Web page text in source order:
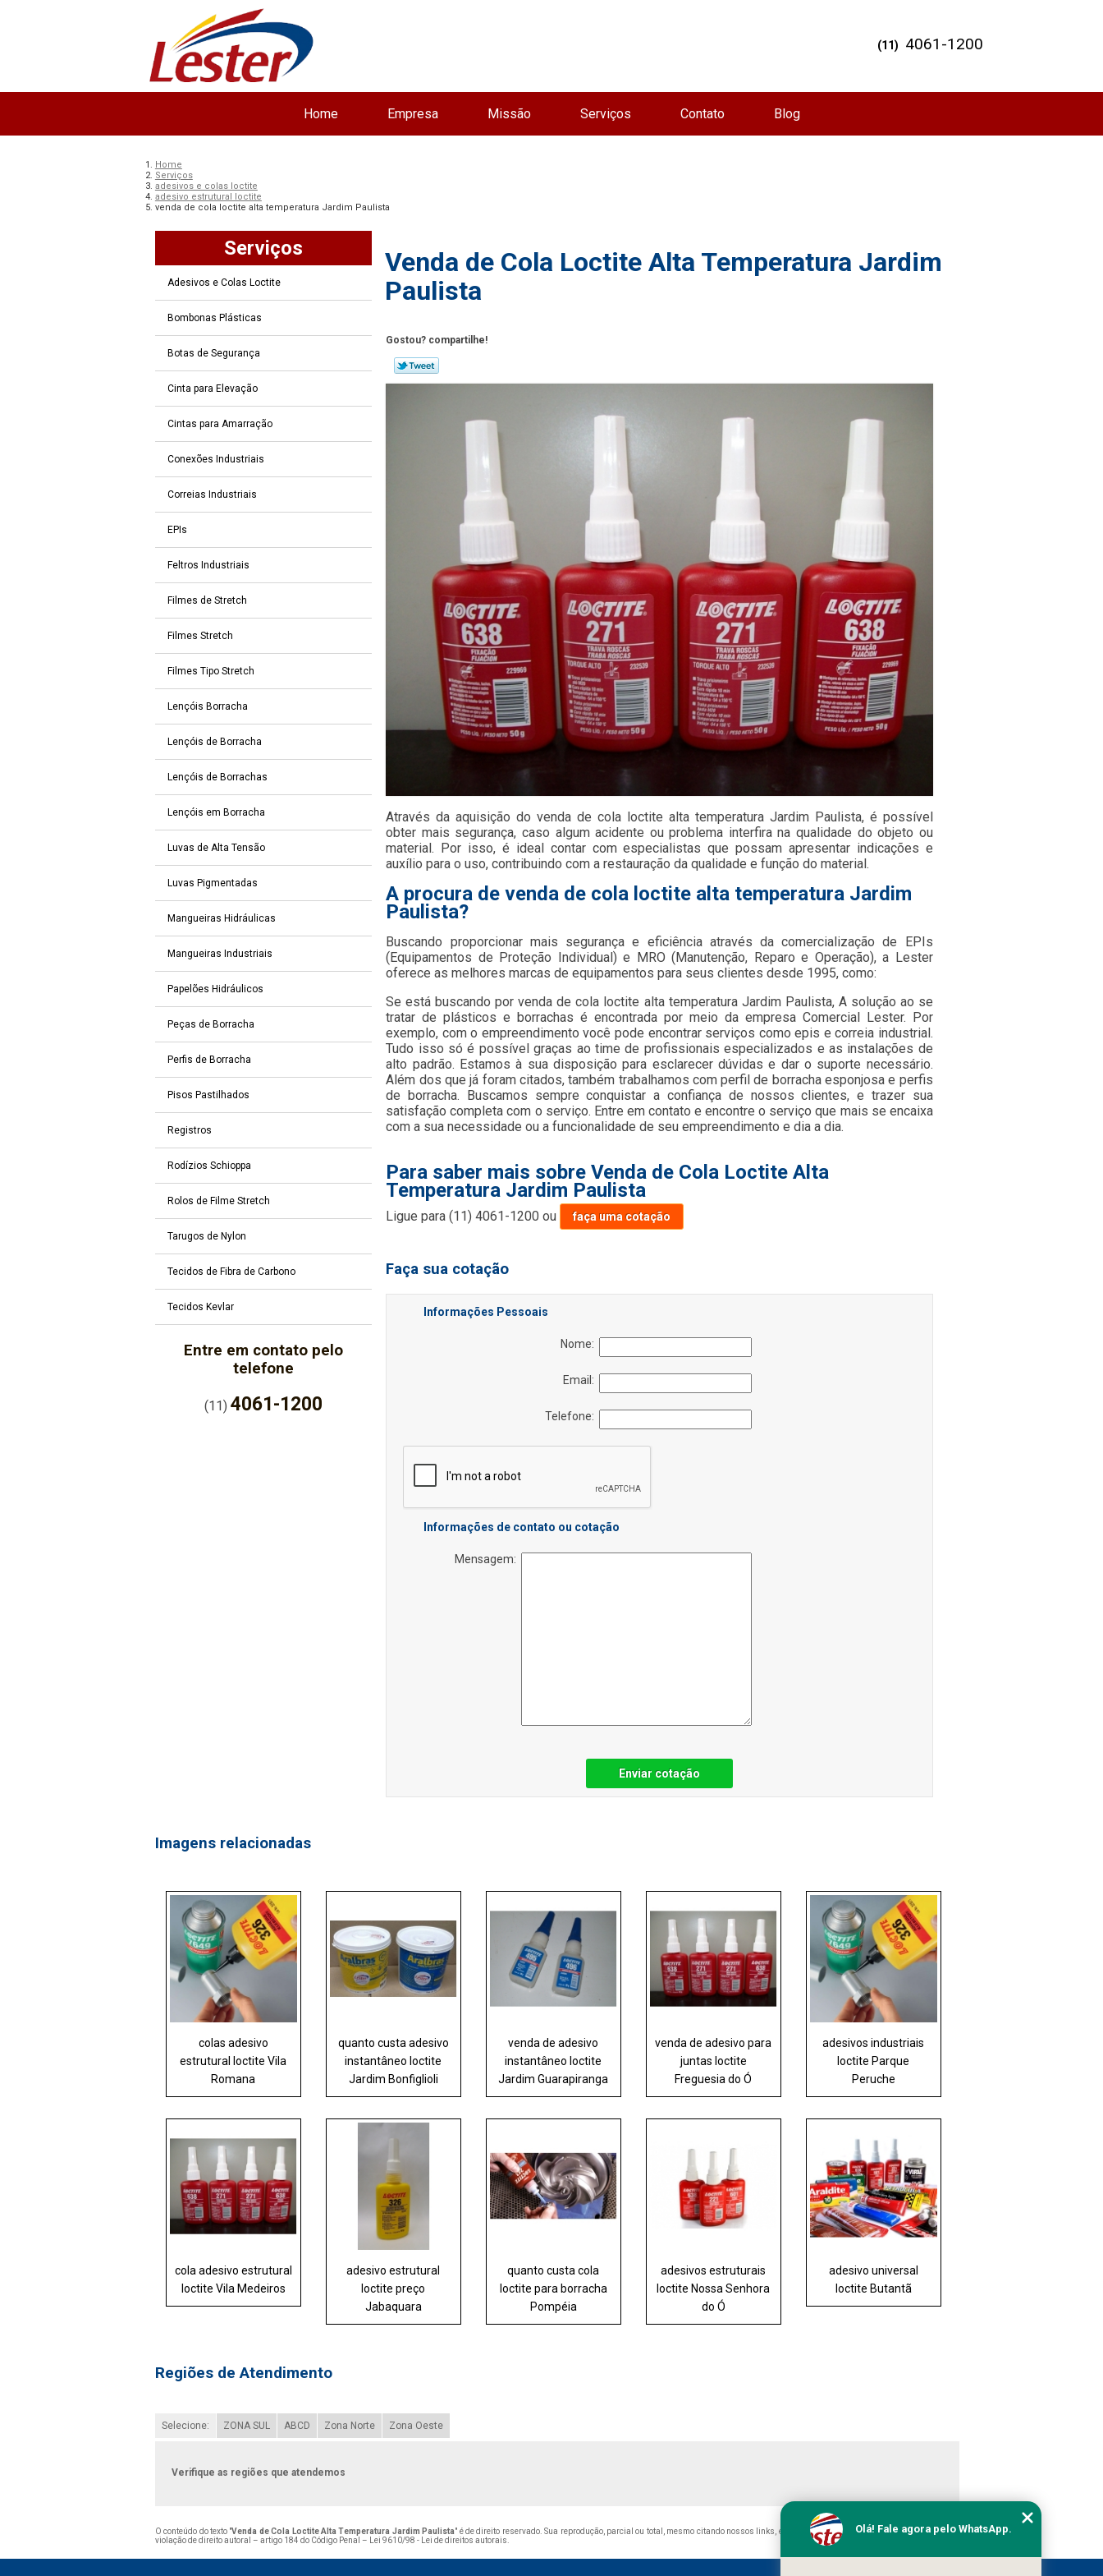
Home Empresa Missão Serviços Contato Blog
(11) 4061-1200
Home
Serviços
adesivos e colas loctite
adesivo estrutural loctite
venda de cola loctite alta temperatura Jardim Paulista
Serviços
Adesivos e Colas Loctite
Bombonas Plásticas
Botas de Segurança
Cinta para Elevação
Cintas para Amarração
Conexões Industriais
Correias Industriais
EPIs
Feltros Industriais
Filmes de Stretch
Filmes Stretch
Filmes Tipo Stretch
Lençóis Borracha
Lençóis de Borracha
Lençóis de Borrachas
Lençóis em Borracha
Luvas de Alta Tensão
Luvas Pigmentadas
Mangueiras Hidráulicas
Mangueiras Industriais
Papelões Hidráulicos
Peças de Borracha
Perfis de Borracha
Pisos Pastilhados
Registros
Rodízios Schioppa
Rolos de Filme Stretch
Tarugos de Nylon
Tecidos de Fibra de Carbono
Tecidos Kevlar
Entre em contato pelo
telefone
(11)4061-1200
Venda de Cola Loctite Alta Temperatura Jardim
Paulista
Gostou? compartilhe!
Através da aquisição do venda de cola loctite alta temperatura Jardim Paulista, é possível
obter mais segurança, caso algum acidente ou problema interfira na qualidade do objeto ou
material. Por isso, é ideal contar com especialistas que possam apresentar indicações e
auxílio para o uso, contribuindo com a restauração da qualidade e função do material.
A procura de venda de cola loctite alta temperatura Jardim
Paulista?
Buscando proporcionar mais segurança e eficiência através da comercialização de EPIs
(Equipamentos de Proteção Individual) e MRO (Manutenção, Reparo e Operação), a Lester
oferece as melhores marcas de equipamentos para seus clientes desde 1995, como:
Se está buscando por venda de cola loctite alta temperatura Jardim Paulista, A solução ao se
tratar de plásticos e borrachas é encontrada por meio da empresa Comercial Lester. Por
exemplo, com o empreendimento você pode encontrar serviços como epis e correia industrial.
Tudo isso só é possível graças ao time de profissionais especializados e as instalações de
alto padrão. Estamos à sua disposição para esclarecer dúvidas e dar o suporte necessário.
Além dos que já foram citados, também trabalhamos com perfil de borracha esponjosa e perfis
de borracha. Buscamos sempre conquistar a confiança de nossos clientes, e trazer sua
satisfação completa com o serviço. Entre em contato e encontre o serviço que mais se encaixa
com a sua necessidade ou a funcionalidade de seu empreendimento e dia a dia.
Para saber mais sobre Venda de Cola Loctite Alta
Temperatura Jardim Paulista
Ligue para(11) 4061-1200 ou faça uma cotação
Faça sua cotação
Informações Pessoais
Nome:
Email:
Telefone:
Informações de contato ou cotação
Mensagem:
Enviar cotação
Imagens relacionadas
colas adesivo
estrutural loctite Vila
Romana
quanto custa adesivo
instantâneo loctite
Jardim Bonfiglioli
venda de adesivo
instantâneo loctite
Jardim Guarapiranga
venda de adesivo para
juntas loctite
Freguesia do Ó
adesivos industriais
loctite Parque
Peruche
cola adesivo estrutural
loctite Vila Medeiros
adesivo estrutural
loctite preço
Jabaquara
quanto custa cola
loctite para borracha
Pompéia
adesivos estruturais
loctite Nossa Senhora
do Ó
adesivo universal
loctite Butantã
Regiões de Atendimento
Selecione: ZONA SUL ABCD Zona Norte Zona Oeste
Verifique as regiões que atendemos
O conteúdo do texto "Venda de Cola Loctite Alta Temperatura Jardim Paulista" é de direito reservado. Sua reprodução, parcial ou total, mesmo citando nossos links, é proibida sem a autorização do autor. Crime de
violação de direito autoral – artigo 184 do Código Penal –
Lei 9610/98 - Lei de direitos autorais
Olá! Fale agora pelo WhatsApp.